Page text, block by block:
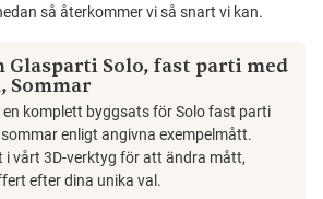
så återkommer vi så snart vi kan.
Solo, fast parti med
Sommar
komplett byggsats för Solo fast parti
enligt angivna exempelmått.
i vårt 3D-verktyg för att ändra mått,
efter dina unika val.